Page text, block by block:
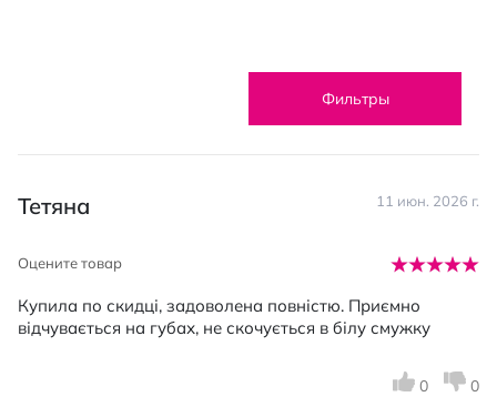
Фильтры
Тетяна 11 июн. 2026 г.
Оцените товар
Купила по скидці, задоволена повністю. Приємно
відчувається на губах, не скочується в білу смужку
0 0